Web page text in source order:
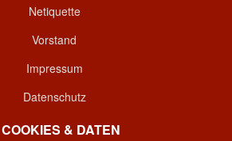
Netiquette
Vorstand
Impressum
Datenschutz
Kontakt& DATEN